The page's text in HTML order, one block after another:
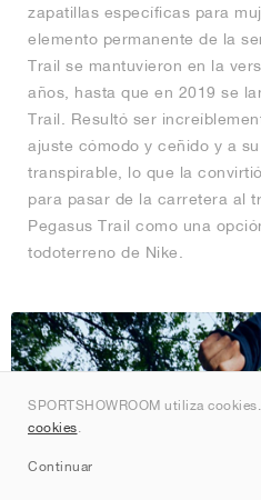
zapatillas específicas para
elemento permanente de la
Trail se mantuvieron en la
años, hasta que en 2019 se
Trail. Resultó ser
ajuste cómodo y ceñido y a
transpirable, lo que la
para pasar de la carretera al
Pegasus Trail como una
todoterreno de Nike.
SPORTSHOWROOM utiliza
cookies.
Continuar